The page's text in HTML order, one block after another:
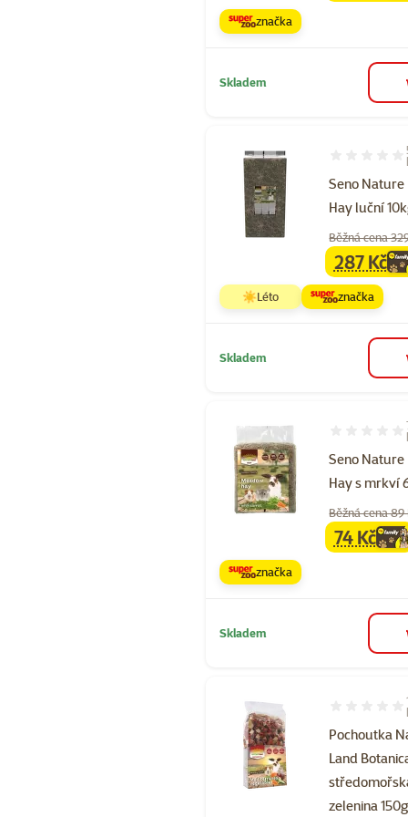
značka
Skladem
Seno Nature
Hay luční
Hodnocení
Běžná cena
family
287 Kč
☀️Léto značka
Skladem
Seno Nature
Hay s mrkví
Hodnocení
Běžná cena 89
family
74 Kč
značka
Skladem
Pochoutka
Land
zelenina 150g
Hodnocení